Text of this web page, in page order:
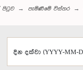
පිටුව පැමිණීමේ විස්තර
දින දක්වා (YYYY-MM-